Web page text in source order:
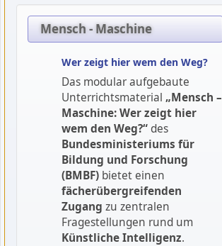
Mensch - Maschine
Wer zeigt hier wem den Weg?
Das modular aufgebaute
Unterrichtsmaterial „Mensch –
Maschine: Wer zeigt hier
wem den Weg?“des
Bundesministeriums für
Bildung und Forschung
(BMBF)bietet einen
fächerübergreifenden
Zugang zu zentralen
Fragestellungen rund um
Künstliche Intelligenz.